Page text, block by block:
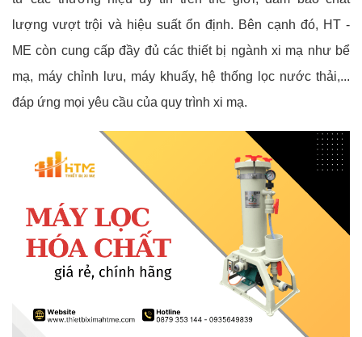
lượng vượt trội và hiệu suất ổn định. Bên cạnh đó, HT -
ME còn cung cấp đầy đủ các thiết bị ngành xi mạ như bể
mạ, máy chỉnh lưu, máy khuấy, hệ thống lọc nước thải,...
đáp ứng mọi yêu cầu của quy trình xi mạ.